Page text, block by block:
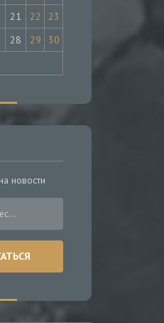
21 22
23
28 29
30
новости